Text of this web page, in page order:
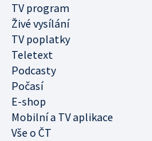
TV program
Živé vysílání
TV poplatky
Teletext
Podcasty
Počasí
E-shop
Mobilní a TV aplikace
Vše o ČT